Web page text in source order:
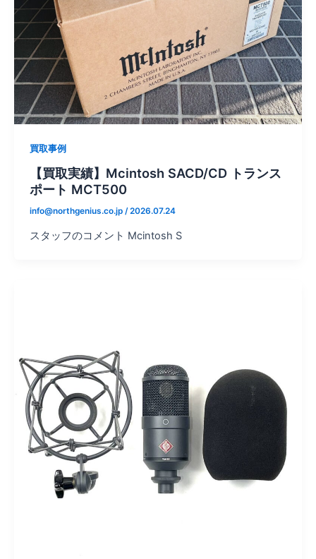
買取事例
【買取実績】Mcintosh SACD/CD トランス
ポート MCT500
info@northgenius.co.jp /2026.07.24
スタッフのコメント Mcintosh S